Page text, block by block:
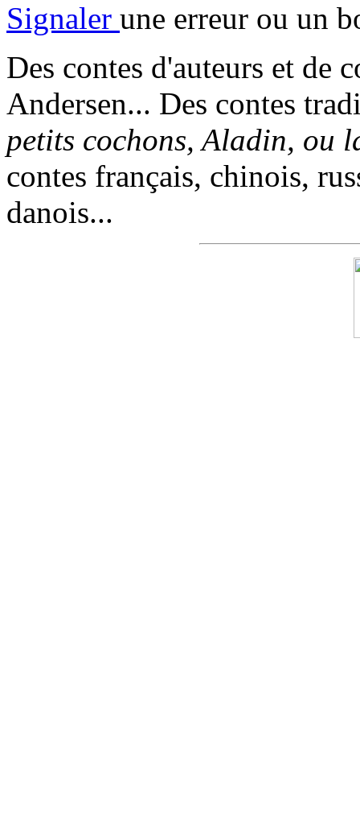
Signaler une erreur ou un
Des contes d'auteurs et de
Andersen... Des contes
petits cochons, Aladin, ou
contes français, chinois,
danois...